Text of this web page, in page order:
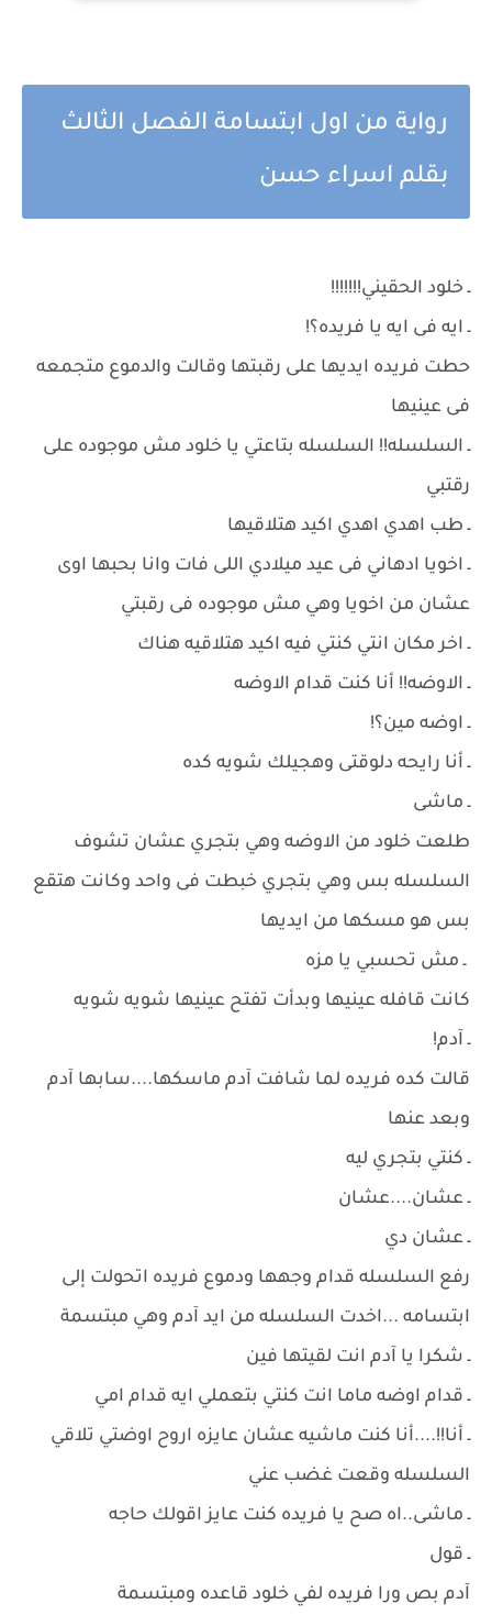
رواية من اول ابتسامة الفصل الثالث
بقلم اسراء حسن
ـ خلود الحقيني!!!!!!!
ـ ايه فى ايه يا فريده؟!
حطت فريده ايديها على رقبتها وقالت والدموع متجمعه
فى عينيها
ـ السلسله!! السلسله بتاعتي يا خلود مش موجوده على
رقتبي
ـ طب اهدي اهدي اكيد هتلاقيها
ـ اخويا ادهاني فى عيد ميلادي اللى فات وانا بحبها اوى
عشان من اخويا وهي مش موجوده فى رقبتي
ـ اخر مكان انتي كنتي فيه اكيد هتلاقيه هناك
ـ الاوضه!! أنا كنت قدام الاوضه
ـ اوضه مين؟!
ـ أنا رايحه دلوقتى وهجيلك شويه كده
ـ ماشى
طلعت خلود من الاوضه وهي بتجري عشان تشوف
السلسله بس وهي بتجري خبطت فى واحد وكانت هتقع
بس هو مسكها من ايديها
ـ مش تحسبي يا مزه
كانت قافله عينيها وبدأت تفتح عينيها شويه شويه
ـ آدم!
قالت كده فريده لما شافت آدم ماسكها....سابها آدم
وبعد عنها
ـ كنتي بتجري ليه
ـ عشان....عشان
ـ عشان دي
رفع السلسله قدام وجهها ودموع فريده اتحولت إلى
ابتسامه ...اخدت السلسله من ايد آدم وهي مبتسمة
ـ شكرا يا آدم انت لقيتها فين
ـ قدام اوضه ماما انت كنتي بتعملي ايه قدام امي
ـ أنا!!....أنا كنت ماشيه عشان عايزه اروح اوضتي تلاقي
السلسله وقعت غضب عني
ـ ماشى..اه صح يا فريده كنت عايز اقولك حاجه
ـ قول
آدم بص ورا فريده لفي خلود قاعده ومبتسمة